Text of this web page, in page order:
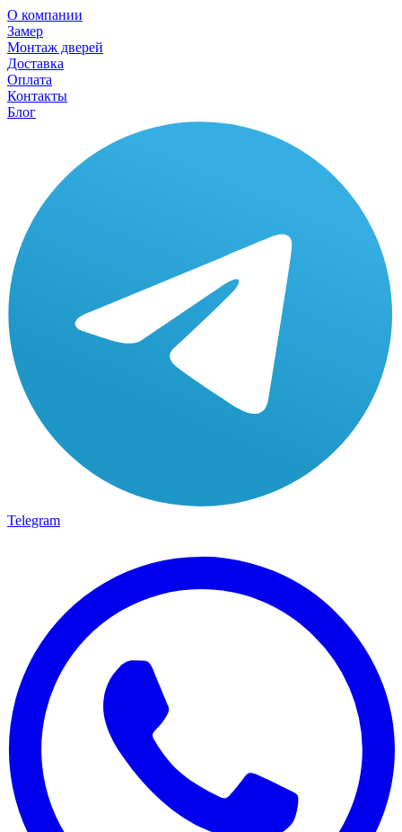
О компании
Замер
Монтаж дверей
Доставка
Оплата
Контакты
Блог
Telegram